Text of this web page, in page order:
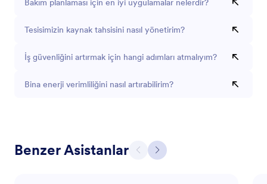
Bakım planlaması için en iyi uygulamalar nelerdir?
Tesisimizin kaynak tahsisini nasıl yönetirim?
İş güvenliğini artırmak için hangi adımları atmalıyım?
Bina enerji verimliliğini nasıl artırabilirim?
Benzer Asistanlar